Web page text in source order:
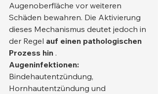
Augenoberfläche vor weiteren
Schäden bewahren. Die Aktivierung
dieses Mechanismus deutet jedoch in
der Regel auf einen pathologischen
Prozess hin .
Augeninfektionen:
Bindehautentzündung,
Hornhautentzündung und